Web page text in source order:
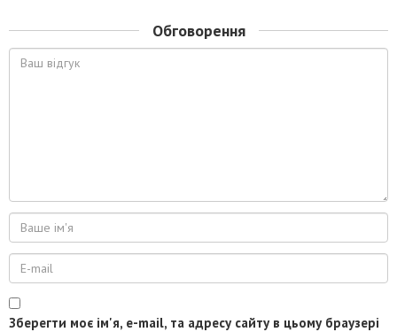
Обговорення
Зберегти моє ім'я, e-mail, та адресу сайту в цьому браузері